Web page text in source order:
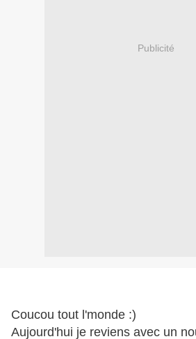
Publicité
Coucou tout l'monde :)
Aujourd'hui je reviens avec un